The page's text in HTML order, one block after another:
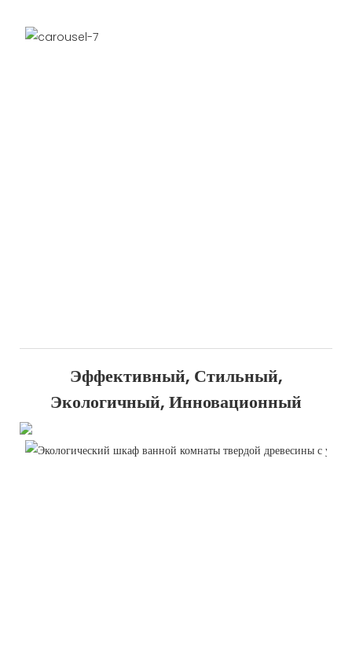
Эффективный, Стильный,
Экологичный, Инновационный